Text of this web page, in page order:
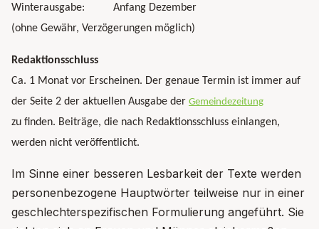
Winterausgabe: Anfang Dezember
(ohne Gewähr, Verzögerungen möglich)
Redaktionsschluss
Ca. 1 Monat vor Erscheinen. Der genaue Termin ist immer auf
der Seite 2 der aktuellen Ausgabe der Gemeindezeitung
zu finden. Beiträge, die nach Redaktionsschluss einlangen,
werden nicht veröffentlicht.
Im Sinne einer besseren Lesbarkeit der Texte werden
personenbezogene Hauptwörter teilweise nur in einer
geschlechterspezifischen Formulierung angeführt. Sie